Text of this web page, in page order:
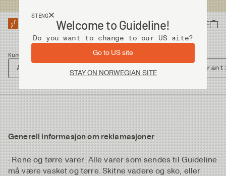
STENG
Welcome to Guideline!
Do you want to change to our US site?
Go to US site
STAY ON NORWEGIAN SITE
Kundesenter
Angre kjøp
Generell informasjon om reklamasjoner
· Rene og tørre varer: Alle varer som sendes til Guideline
må være vasket og tørre. Skitne vadere og sko, eller